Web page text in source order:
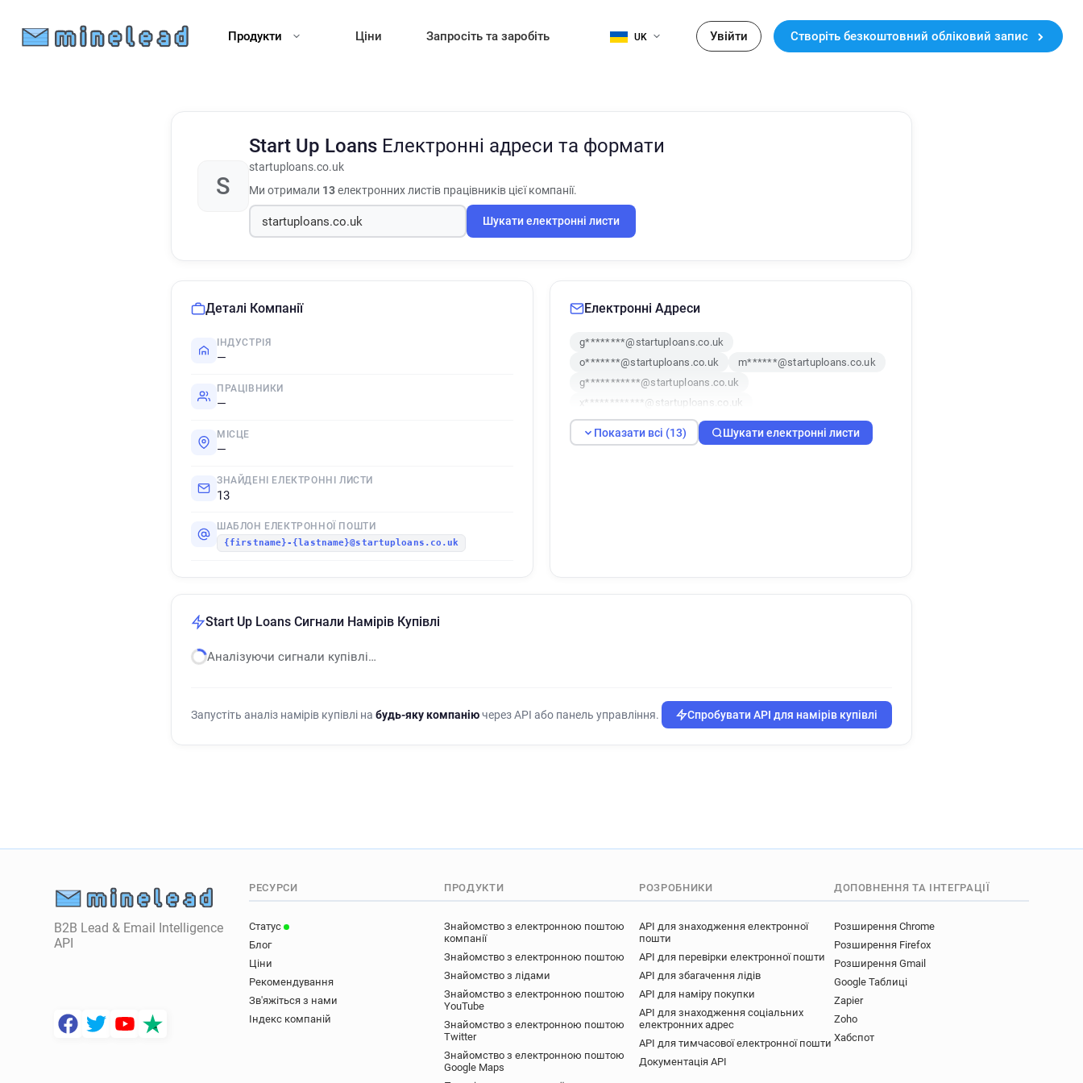
Продукти Ціни Запросіть та заробіть UK Увійти Створіть безкоштовний обліковий запис
S
Start Up Loans Електронні адреси та формати
startuploans.co.uk
Ми отримали 13електронних листів працівників цієї компанії.
Шукати електронні листи
Деталі Компанії
ІНДУСТРІЯ
—
ПРАЦІВНИКИ
—
МІСЦЕ
—
ЗНАЙДЕНІ ЕЛЕКТРОННІ ЛИСТИ
13
ШАБЛОН ЕЛЕКТРОННОЇ ПОШТИ
{firstname}-{lastname}@startuploans.co.uk
Електронні Адреси
g********@startuploans.co.uk
o*******@startuploans.co.uk
m******@startuploans.co.uk
g***********@startuploans.co.uk
x************@startuploans.co.uk
h******@startuploans.co.uk
g***********@startuploans.co.uk
Показати всі (13) Шукати електронні листи
Start Up Loans Сигнали Намірів Купівлі
Аналізуючи сигнали купівлі…
Запустіть аналіз намірів купівлі на будь-яку компаніючерез API або панель управління. Спробувати API для намірів купівлі
B2B Lead & Email Intelligence
API
РЕСУРСИ
Статус
Блог
Ціни
Рекомендування
Зв'яжіться з нами
Індекс компаній
ПРОДУКТИ
Знайомство з електронною поштою
компанії
Знайомство з електронною поштою
Знайомство з лідами
Знайомство з електронною поштою
YouTube
Знайомство з електронною поштою
Twitter
Знайомство з електронною поштою
Google Maps
РОЗРОБНИКИ
API для знаходження електронної
пошти
API для перевірки електронної пошти
API для збагачення лідів
API для наміру покупки
API для знаходження соціальних
електронних адрес
API для тимчасової електронної пошти
Документація API
ДОПОВНЕННЯ ТА ІНТЕГРАЦІЇ
Розширення Chrome
Розширення Firefox
Розширення Gmail
Google Таблиці
Zapier
Zoho
Хабспот